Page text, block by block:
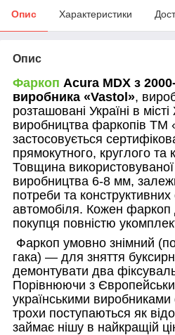
Опис Характеристики
Опис
Фаркоп Acura MDX з
виробника «Vastol»,
розташовані Україні в
виробництва фаркопів ТМ
застосовується
прямокутного, круглого та
Товщина використовуваної
виробництва 6-8 мм,
потреби та
автомобіля. Кожен фаркоп
покупця повністю
Фаркоп умовно знімний
гака) — для зняття
демонтувати два
Порівнюючи з
українськими
трохи поступаються як
займає нішу в найкращій